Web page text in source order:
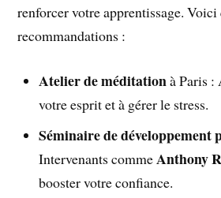
renforcer votre apprentissage. Voici
recommandations :
Atelier de méditationà Paris :
votre esprit et à gérer le stress.
Séminaire de développement
Intervenants commeAnthony
booster votre confiance.